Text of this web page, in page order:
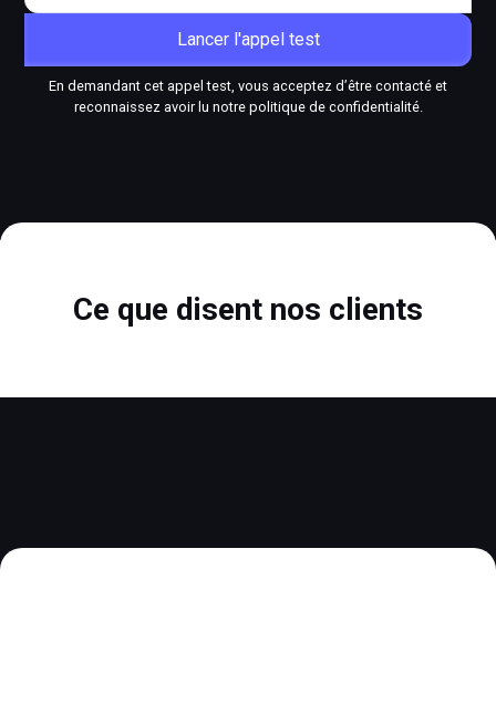
En demandant cet appel test, vous acceptez d’être contacté et
reconnaissez avoir lu notre politique de confidentialité.
Ce que disent nos clients